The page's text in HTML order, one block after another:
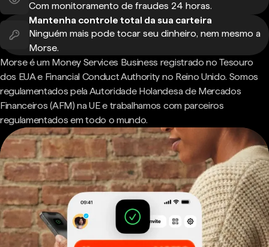
Com monitoramento de fraudes 24 horas.
Mantenha controle total da sua carteira
Ninguém mais pode tocar seu dinheiro, nem mesmo a
Morse.
Morse é um Money Services Business registrado no Tesouro
dos EUA e Financial Conduct Authority no Reino Unido. Somos
regulamentados pela Autoridade Holandesa de Mercados
Financeiros (AFM) na UE e trabalhamos com parceiros
regulamentados em todo o mundo.